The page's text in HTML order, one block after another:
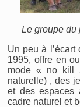
Le groupe du
Un peu à
1995, offre en
mode « no kill
naturelle) , des
et des espaces
cadre naturel et